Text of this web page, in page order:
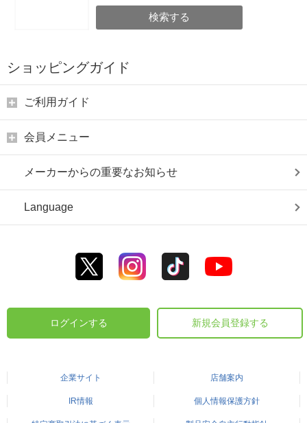
検索する
ショッピングガイド
ご利用ガイド
会員メニュー
メーカーからの重要なお知らせ
Language
ログインする 新規会員登録する
企業サイト 店舗案内
IR情報 個人情報保護方針